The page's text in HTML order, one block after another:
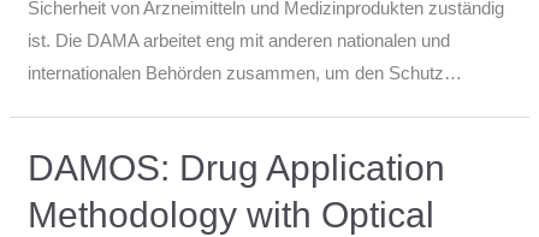
Sicherheit von Arzneimitteln und Medizinprodukten zuständig
ist. Die DAMA arbeitet eng mit anderen nationalen und
internationalen Behörden zusammen, um den Schutz…
DAMOS: Drug Application
Methodology with Optical